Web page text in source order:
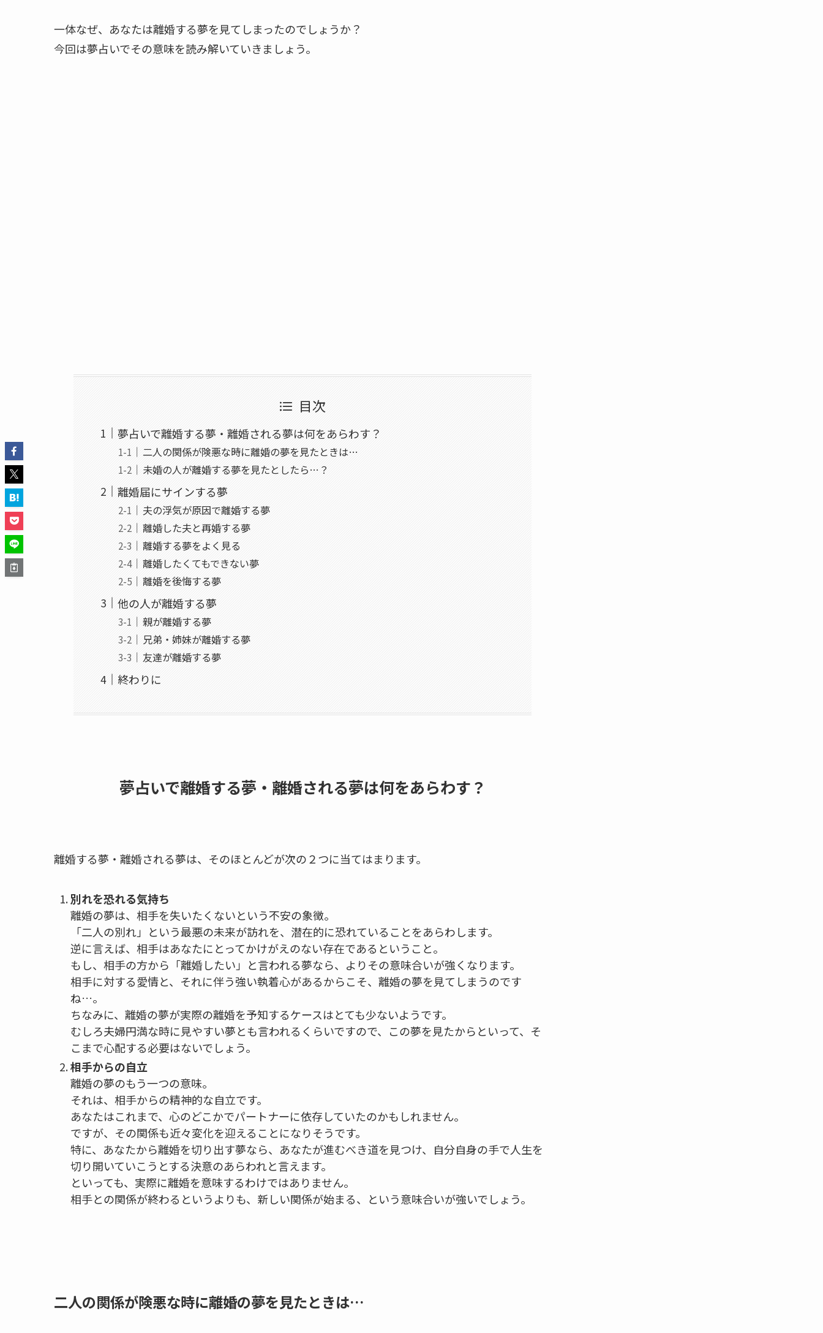
一体なぜ、あなたは離婚する夢を見てしまったのでしょうか？
今回は夢占いでその意味を読み解いていきましょう。
目次
夢占いで離婚する夢・離婚される夢は何をあらわす？
二人の関係が険悪な時に離婚の夢を見たときは…
未婚の人が離婚する夢を見たとしたら…？
離婚届にサインする夢
夫の浮気が原因で離婚する夢
離婚した夫と再婚する夢
離婚する夢をよく見る
離婚したくてもできない夢
離婚を後悔する夢
他の人が離婚する夢
親が離婚する夢
兄弟・姉妹が離婚する夢
友達が離婚する夢
終わりに
夢占いで離婚する夢・離婚される夢は何をあらわす？
離婚する夢・離婚される夢は、そのほとんどが次の２つに当てはまります。
別れを恐れる気持ち
離婚の夢は、相手を失いたくないという不安の象徴。
「二人の別れ」という最悪の未来が訪れを、潜在的に恐れていることをあらわします。
逆に言えば、相手はあなたにとってかけがえのない存在であるということ。
もし、相手の方から「離婚したい」と言われる夢なら、よりその意味合いが強くなります。
相手に対する愛情と、それに伴う強い執着心があるからこそ、離婚の夢を見てしまうのです
ね…。
ちなみに、離婚の夢が実際の離婚を予知するケースはとても少ないようです。
むしろ夫婦円満な時に見やすい夢とも言われるくらいですので、この夢を見たからといって、そ
こまで心配する必要はないでしょう。
相手からの自立
離婚の夢のもう一つの意味。
それは、相手からの精神的な自立です。
あなたはこれまで、心のどこかでパートナーに依存していたのかもしれません。
ですが、その関係も近々変化を迎えることになりそうです。
特に、あなたから離婚を切り出す夢なら、あなたが進むべき道を見つけ、自分自身の手で人生を
切り開いていこうとする決意のあらわれと言えます。
といっても、実際に離婚を意味するわけではありません。
相手との関係が終わるというよりも、新しい関係が始まる、という意味合いが強いでしょう。
二人の関係が険悪な時に離婚の夢を見たときは…